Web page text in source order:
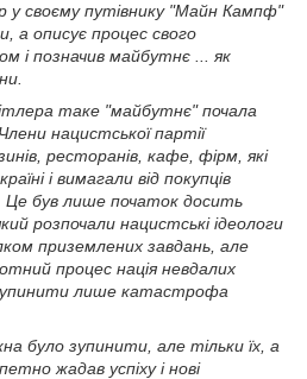
у своєму путівнику "Майн Кампф"
а описує процес свого
і позначив майбутнє ... як
таке "майбутнє" почала
нацистської партії
ресторанів, кафе, фірм, які
і вимагали від покупців
Це був лише початок досить
розпочали нацистські ідеологи
приземлених завдань, але
процес нація невдалих
лише катастрофа
було зупинити, але тільки їх, а
​​жадав успіху і нові